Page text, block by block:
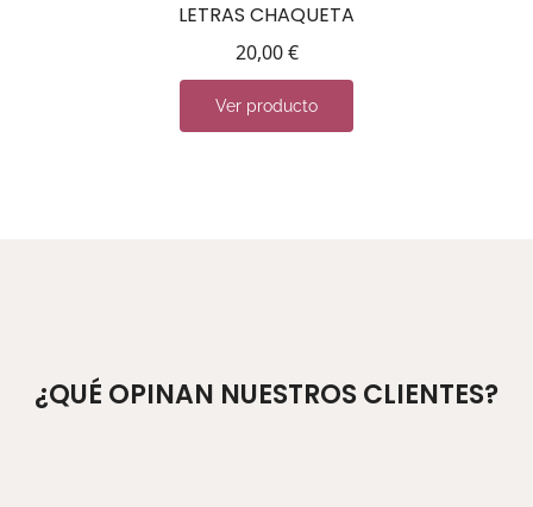
LETRAS CHAQUETA
20,00€
Ver producto
¿QUÉ OPINAN NUESTROS CLIENTES?